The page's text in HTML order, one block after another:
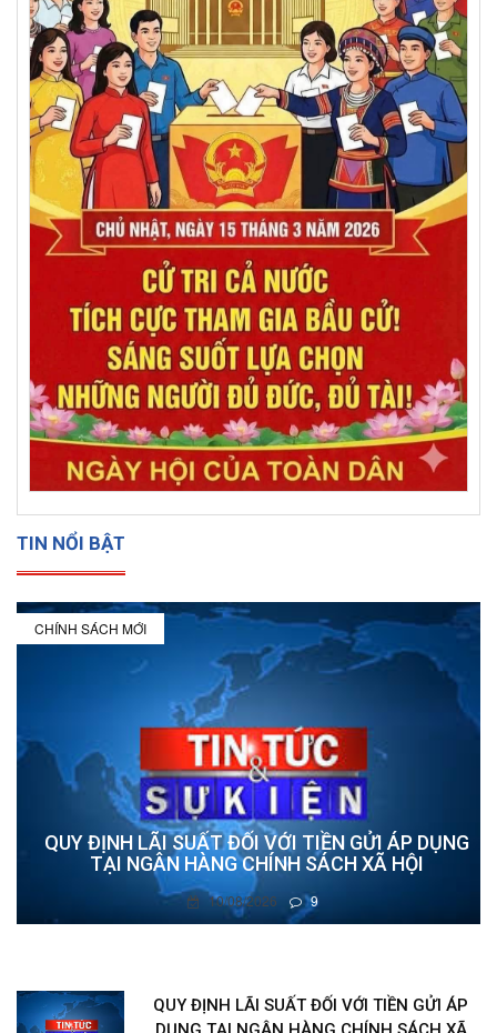
TIN NỔI BẬT
CHÍNH SÁCH MỚI
QUY ĐỊNH LÃI SUẤT ĐỐI VỚI TIỀN GỬI ÁP DỤNG
TẠI NGÂN HÀNG CHÍNH SÁCH XÃ HỘI
10/08/2026 9
QUY ĐỊNH LÃI SUẤT ĐỐI VỚI TIỀN GỬI ÁP